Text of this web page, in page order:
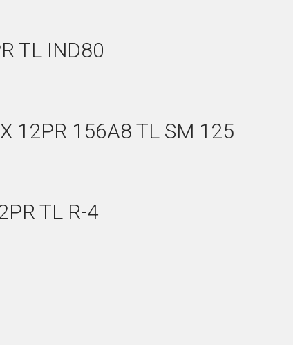
TL IND80
12PR 156A8 TL SM 125
TL R-4